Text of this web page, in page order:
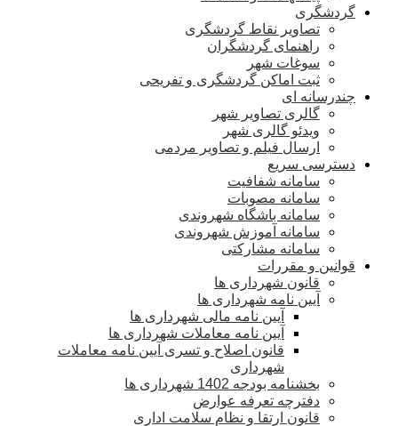
گردشگری
تصاویر نقاط گردشگری
راهنمای گردشگران
سوغات شهر
ثبت اماکن گردشگری و تفریحی
چندرسانه ای
گالری تصاویر شهر
ویدئو گالری شهر
ارسال فیلم و تصاویر مردمی
دسترسی سریع
سامانه شفافیت
سامانه مصوبات
سامانه باشگاه شهروندی
سامانه آموزش شهروندی
سامانه مشارکتی
قوانین و مقررات
قانون شهرداری ها
آیین نامه شهرداری ها
آیین نامه مالی شهرداری ها
آیین نامه معاملات شهرداری ها
قانون اصلاح و تسری آیین نامه معاملات
شهرداری
بخشنامه بودجه 1402 شهرداری ها
دفترچه تعرفه عوارض
قانون ارتقا و نظام سلامت اداری